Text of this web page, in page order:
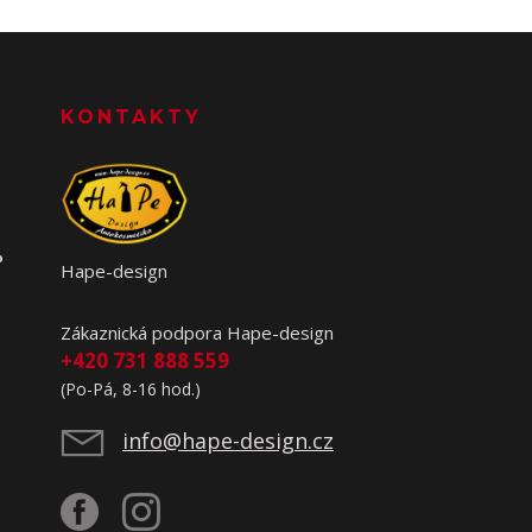
KONTAKTY
Hape-design
Zákaznická podpora Hape-design
+420 731 888 559
(Po-Pá, 8-16 hod.)
info@hape-design.cz